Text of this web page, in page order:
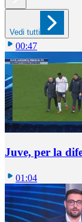
Vedi tutti
00:47
Juve, per la
01:04